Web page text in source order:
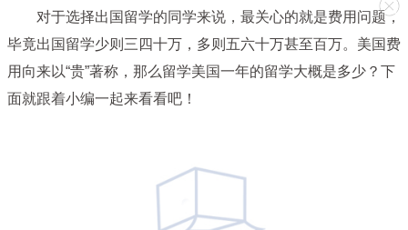
对于选择出国留学的同学来说，最关心的就是费用问题，
毕竟出国留学少则三四十万，多则五六十万甚至百万。美国费
用向来以“贵”著称，那么留学美国一年的留学大概是多少？下
面就跟着小编一起来看看吧！